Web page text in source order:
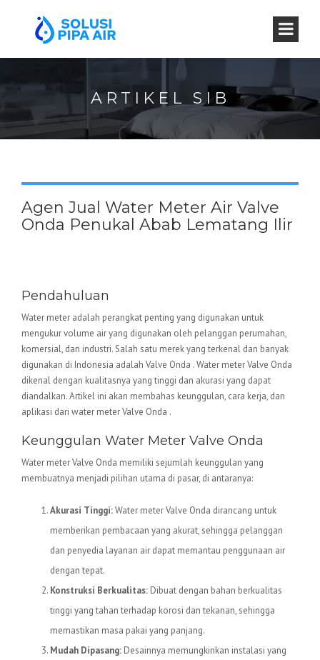
ARTIKEL SIB
Agen Jual Water Meter Air Valve
Onda Penukal Abab Lematang Ilir
Pendahuluan
Water meter adalah perangkat penting yang digunakan untuk
mengukur volume air yang digunakan oleh pelanggan perumahan,
komersial, dan industri. Salah satu merek yang terkenal dan banyak
digunakan di Indonesia adalah Valve Onda . Water meter Valve Onda
dikenal dengan kualitasnya yang tinggi dan akurasi yang dapat
diandalkan. Artikel ini akan membahas keunggulan, cara kerja, dan
aplikasi dari water meter Valve Onda .
Keunggulan Water Meter Valve Onda
Water meter Valve Onda memiliki sejumlah keunggulan yang
membuatnya menjadi pilihan utama di pasar, di antaranya:
Akurasi Tinggi:Water meter Valve Onda dirancang untuk
memberikan pembacaan yang akurat, sehingga pelanggan
dan penyedia layanan air dapat memantau penggunaan air
dengan tepat.
Konstruksi Berkualitas: Dibuat dengan bahan berkualitas
tinggi yang tahan terhadap korosi dan tekanan, sehingga
memastikan masa pakai yang panjang.
Mudah Dipasang: Desainnya memungkinkan instalasi yang